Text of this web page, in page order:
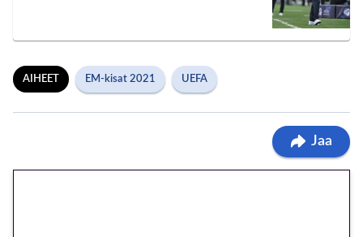
AIHEET EM-kisat 2021 UEFA
Jaa